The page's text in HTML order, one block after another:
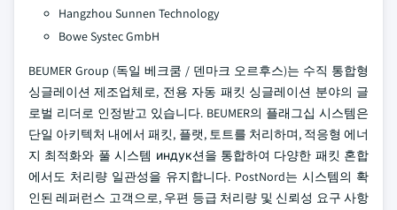
Hangzhou Sunnen Technology
Bowe Systec GmbH
BEUMER Group (독일 베크쿰 / 덴마크 오르후스)는 수직 통합형
싱글레이션 제조업체로, 전용 자동 패킷 싱글레이션 분야의 글
로벌 리더로 인정받고 있습니다. BEUMER의 플래그십 시스템은
단일 아키텍처 내에서 패킷, 플랫, 토트를 처리하며, 적응형 에너
지 최적화와 풀 시스템 индук션을 통합하여 다양한 패킷 혼합
에서도 처리량 일관성을 유지합니다. PostNord는 시스템의 확
인된 레퍼런스 고객으로, 우편 등급 처리량 및 신뢰성 요구 사항